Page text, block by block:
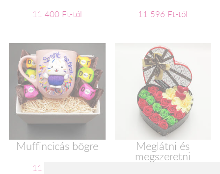
11 400 Ft-tól 11 596 Ft-tól
Muffincicás bögre
11 600 Ft-tól
Meglátni és
megszeretni